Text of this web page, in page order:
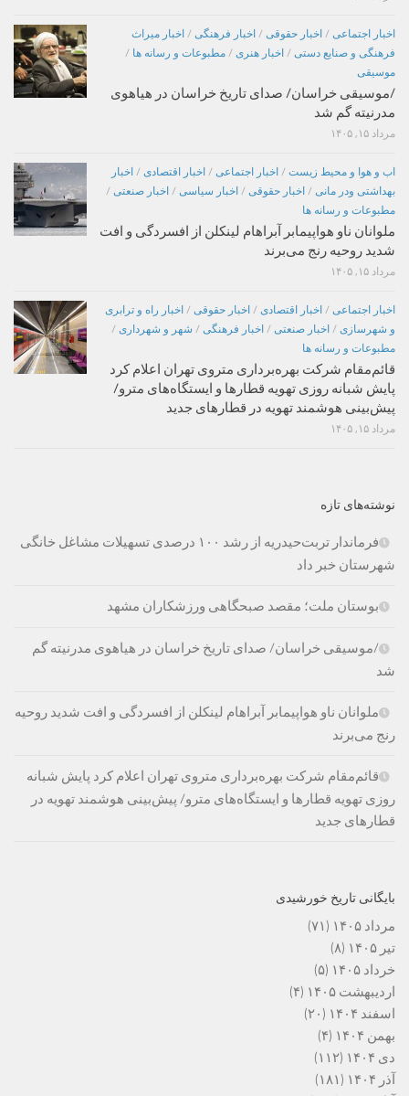
اخبار اجتماعی / اخبار حقوقی / اخبار فرهنگی / اخبار میراث
فرهنگی و صنایع دستی / اخبار هنری / مطبوعات و رسانه ها /
موسیقی
/موسیقی خراسان/ صدای تاریخ خراسان در هیاهوی
مدرنیته گم شد
مرداد ۱۵, ۱۴۰۵
اب و هوا و محیط زیست / اخبار اجتماعی / اخبار اقتصادی / اخبار
بهداشتی ودر مانی / اخبار حقوقی / اخبار سیاسی / اخبار صنعتی /
مطبوعات و رسانه ها
ملوانان ناو هواپیمابر آبراهام لینکلن از افسردگی و افت
شدید روحیه رنج می‌برند
مرداد ۱۵, ۱۴۰۵
اخبار اجتماعی / اخبار اقتصادی / اخبار حقوقی / اخبار راه و ترابری
و شهرسازی / اخبار صنعتی / اخبار فرهنگی / شهر و شهرداری /
مطبوعات و رسانه ها
قائم‌مقام شرکت بهره‌برداری متروی تهران اعلام کرد
پایش شبانه روزی تهویه قطارها و ایستگاه‌های مترو/
پیش‌بینی هوشمند تهویه در قطارهای جدید
مرداد ۱۵, ۱۴۰۵
نوشته‌های تازه
فرماندار تربت‌حیدریه از رشد ۱۰۰ درصدی تسهیلات مشاغل خانگی
شهرستان خبر داد
بوستان ملت؛ مقصد صبحگاهی ورزشکاران مشهد
/موسیقی خراسان/ صدای تاریخ خراسان در هیاهوی مدرنیته گم
شد
ملوانان ناو هواپیمابر آبراهام لینکلن از افسردگی و افت شدید روحیه
رنج می‌برند
قائم‌مقام شرکت بهره‌برداری متروی تهران اعلام کرد پایش شبانه
روزی تهویه قطارها و ایستگاه‌های مترو/ پیش‌بینی هوشمند تهویه در
قطارهای جدید
بایگانی تاریخ خورشیدی
مرداد ۱۴۰۵
(۷۱)
تیر ۱۴۰۵
(۸)
خرداد ۱۴۰۵
(۵)
اردیبهشت ۱۴۰۵
(۴)
اسفند ۱۴۰۴
(۲۰)
بهمن ۱۴۰۴
(۴)
دی ۱۴۰۴
(۱۱۲)
آذر ۱۴۰۴
(۱۸۱)